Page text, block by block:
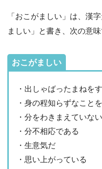
「おこがましい」は、漢
ましい」と書き、次の意味
おこがましい
・出しゃばったまねを
・身の程知らずなこと
・分をわきまえていない
・分不相応である
・生意気だ
・思い上がっている